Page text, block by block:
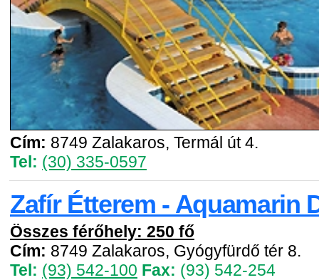
Cím: 8749 Zalakaros, Termál út 4.
Tel: (30) 335-0597
Zafír Étterem - Aquamarin
Összes férőhely: 250 fő
Cím: 8749 Zalakaros, Gyógyfürdő tér 8.
Tel: (93) 542-100 Fax: (93) 542-254